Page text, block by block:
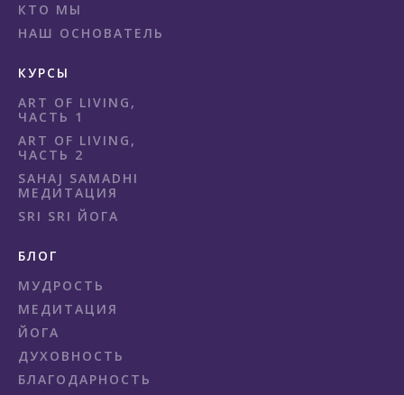
КТО МЫ
НАШ ОСНОВАТЕЛЬ
КУРСЫ
ART OF LIVING,
ЧАСТЬ 1
ART OF LIVING,
ЧАСТЬ 2
SAHAJ SAMADHI
МЕДИТАЦИЯ
SRI SRI ЙОГА
БЛОГ
МУДРОСТЬ
МЕДИТАЦИЯ
ЙОГА
ДУХОВНОСТЬ
БЛАГОДАРНОСТЬ